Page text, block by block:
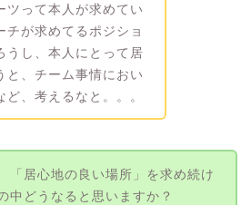
ツって本人が求めてい
チが求めてるポジショ
うし、本人にとって居
と、チーム事情におい
、考えるなと。。。
「居心地の良い場所」を求め続け
中どうなると思いますか？